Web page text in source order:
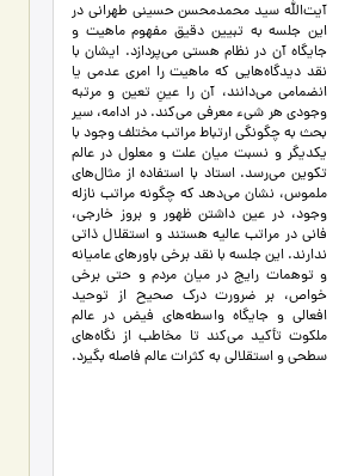
آیت‌الله سید محمدمحسن حسینی طهرانی در
این جلسه به تبیین دقیق مفهوم ماهیت و
جایگاه آن در نظام هستی می‌پردازد. ایشان با
نقد دیدگاه‌هایی که ماهیت را امری عدمی یا
انضمامی می‌دانند، آن را عینِ تعین و مرتبه
وجودی هر شیء معرفی می‌کند. در ادامه، سیر
بحث به چگونگی ارتباط مراتب مختلف وجود با
یکدیگر و نسبت میان علت و معلول در عالم
تکوین می‌رسد. استاد با استفاده از مثال‌های
ملموس، نشان می‌دهد که چگونه مراتب نازله
وجود، در عین داشتن ظهور و بروز خارجی،
فانی در مراتب عالیه هستند و استقلال ذاتی
ندارند. این جلسه با نقد برخی باورهای عامیانه
و توهمات رایج در میان مردم و حتی برخی
خواص، بر ضرورت درک صحیح از توحید
افعالی و جایگاه واسطه‌های فیض در عالم
ملکوت تأکید می‌کند تا مخاطب از نگاه‌های
سطحی و استقلالی به کثرات عالم فاصله بگیرد.